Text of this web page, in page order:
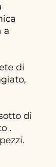
a
di
di
.